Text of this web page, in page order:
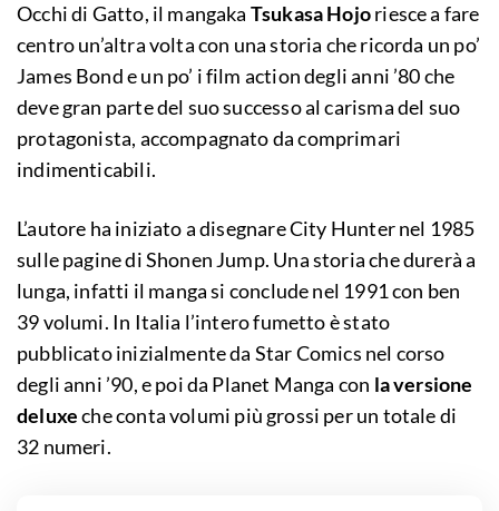
Occhi di Gatto, il mangaka Tsukasa Hojoriesce a fare
centro un’altra volta con una storia che ricorda un po’
James Bond e un po’ i film action degli anni ’80 che
deve gran parte del suo successo al carisma del suo
protagonista, accompagnato da comprimari
indimenticabili.
L’autore ha iniziato a disegnare City Hunter nel 1985
sulle pagine di Shonen Jump. Una storia che durerà a
lunga, infatti il manga si conclude nel 1991 con ben
39 volumi. In Italia l’intero fumetto è stato
pubblicato inizialmente da Star Comics nel corso
degli anni ’90, e poi da Planet Manga con la versione
deluxeche conta volumi più grossi per un totale di
32 numeri.